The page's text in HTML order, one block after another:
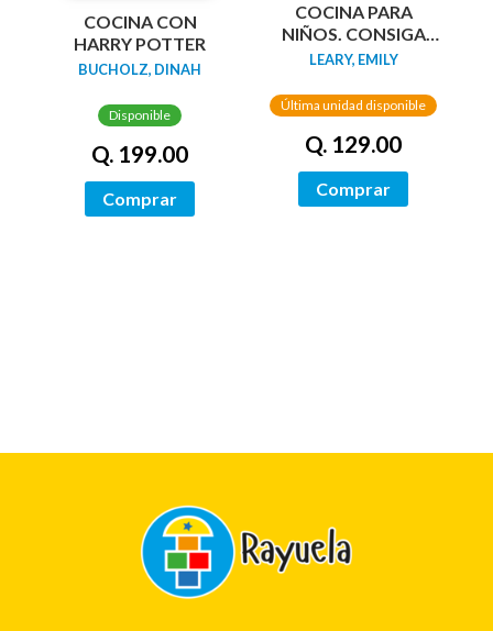
COCINA CON
HARRY POTTER
BUCHOLZ, DINAH
Disponible
Q. 199.00
Comprar
COCINA PARA
NIÑOS. CONSIGA
QUE COMAN DE
LEARY, EMILY
Última unidad disponible
Q. 129.00
Comprar